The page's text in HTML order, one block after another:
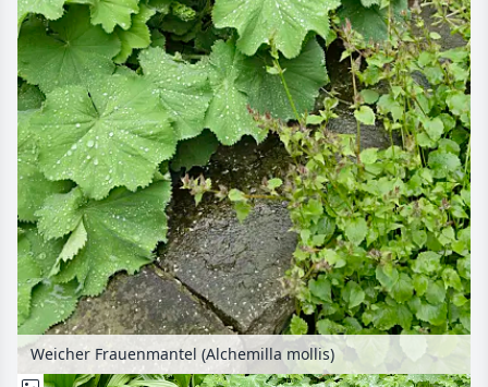
Weicher Frauenmantel (Alchemilla mollis)